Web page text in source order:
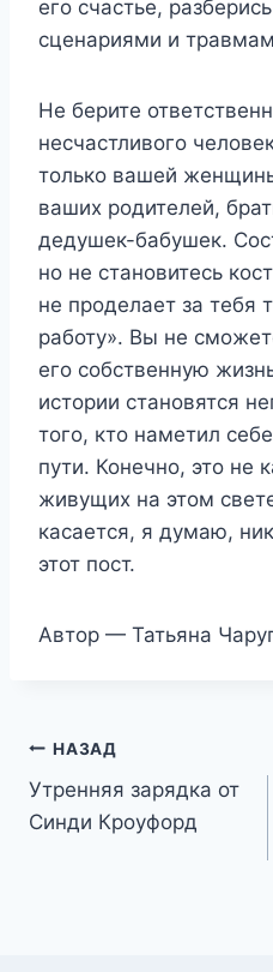
его счастье,
сценариями и
Не берите
несчастливого
только вашей
ваших родителей,
дедушек-бабушек.
но не становитесь
не проделает за тебя
работу». Вы не
его собственную
истории становятся
того, кто наметил
пути. Конечно, это не
живущих на этом
касается, я думаю,
этот пост.
Автор — Татьяна
Навигация
по
НАЗАД
Утренняя зарядка от
Синди Кроуфорд